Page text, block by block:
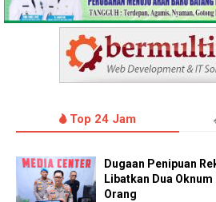
Top 24 Jam
Dugaan Penipuan
Libatkan Dua
Orang